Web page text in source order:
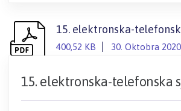
15. elektronska-
400,52 KB 30. Oktobra
15. elektronska-telefonska